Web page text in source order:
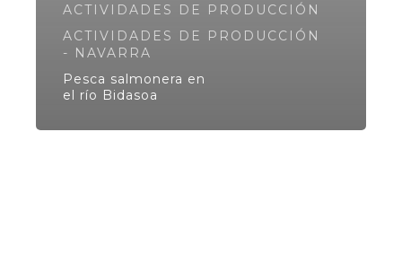
ACTIVIDADES DE PRODUCCIÓN
ACTIVIDADES DE PRODUCCIÓN
- NAVARRA
Pesca salmonera en
el río Bidasoa